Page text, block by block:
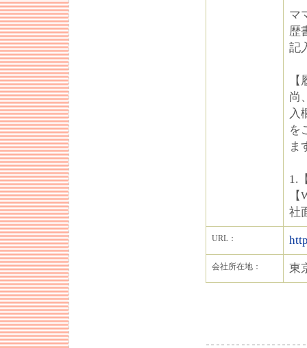
マ
歴
記
尚
入
を
1.
社
URL：
会社所在地： 東